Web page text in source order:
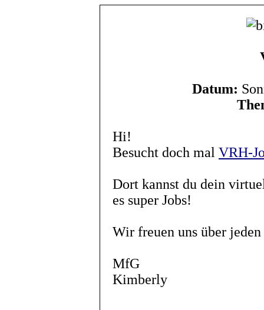
Datum:
Hi!
Besucht doch mal VRH-
Dort kannst du dein
es super Jobs!
Wir freuen uns über
MfG
Kimberly